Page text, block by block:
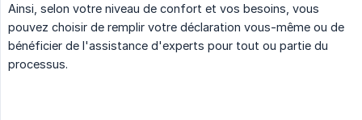
Ainsi, selon votre niveau de confort et vos besoins, vous
pouvez choisir de remplir votre déclaration vous-même ou de
bénéficier de l'assistance d'experts pour tout ou partie du
processus.